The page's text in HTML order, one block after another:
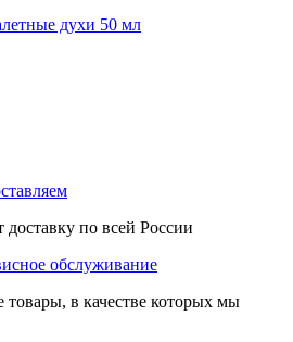
духи 50 мл
по всей России
обслуживание
товары, в качестве которых мы